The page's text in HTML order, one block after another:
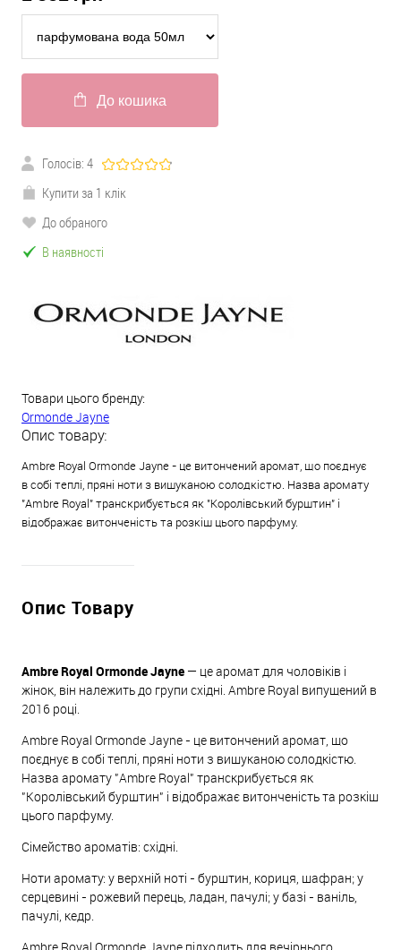
До кошика
Голосів: 4
Купити за 1 клік
До обраного
В наявності
Товари цього бренду:
Ormonde Jayne
Опис товару:
Ambre Royal Ormonde Jayne - це витончений аромат, що поєднує
в собі теплі, пряні ноти з вишуканою солодкістю. Назва аромату
"Ambre Royal" транскрибується як "Королівський бурштин" і
відображає витонченість та розкіш цього парфуму.
Опис Товару
Ambre Royal Ormonde Jayne — це аромат для чоловіків і
жінок, він належить до групи східні. Ambre Royal випущений в
2016 році.
Ambre Royal Ormonde Jayne - це витончений аромат, що
поєднує в собі теплі, пряні ноти з вишуканою солодкістю.
Назва аромату "Ambre Royal" транскрибується як
"Королівський бурштин" і відображає витонченість та розкіш
цього парфуму.
Сімейство ароматів: східні.
Ноти аромату: у верхній ноті - бурштин, кориця, шафран; у
серцевині - рожевий перець, ладан, пачулі; у базі - ваніль,
пачулі, кедр.